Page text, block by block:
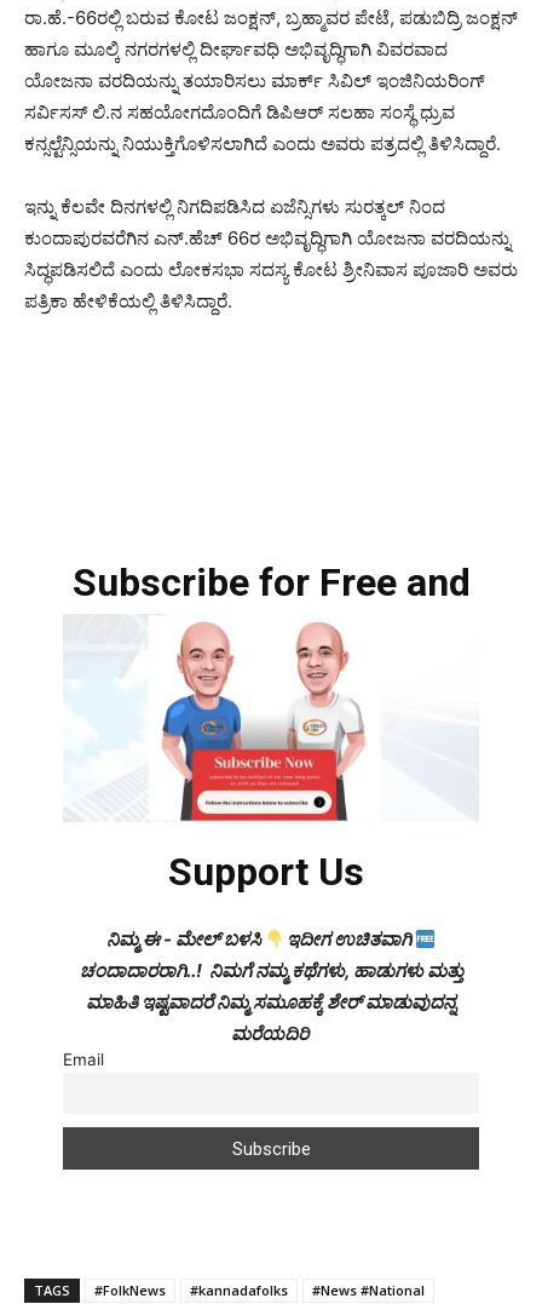
ರಾ.ಹೆ.-66ರಲ್ಲಿ ಬರುವ ಕೋಟ ಜಂಕ್ಷನ್, ಬ್ರಹ್ಮಾವರ ಪೇಟೆ, ಪಡುಬಿದ್ರಿ ಜಂಕ್ಷನ್
ಹಾಗೂ ಮೂಲ್ಕಿ ನಗರಗಳಲ್ಲಿ ದೀರ್ಘಾವಧಿ ಅಭಿವೃದ್ಧಿಗಾಗಿ ವಿವರವಾದ
ಯೋಜನಾ ವರದಿಯನ್ನು ತಯಾರಿಸಲು ಮಾರ್ಕ್ ಸಿವಿಲ್ ಇಂಜಿನಿಯರಿಂಗ್
ಸರ್ವಿಸಸ್ ಲಿ.ನ ಸಹಯೋಗದೊಂದಿಗೆ ಡಿಪಿಆರ್ ಸಲಹಾ ಸಂಸ್ಥೆ ಧ್ರುವ
ಕನ್ಸಲ್ಟೆನ್ಸಿಯನ್ನು ನಿಯುಕ್ತಿಗೊಳಿಸಲಾಗಿದೆ ಎಂದು ಅವರು ಪತ್ರದಲ್ಲಿ ತಿಳಿಸಿದ್ದಾರೆ.
ಇನ್ನು ಕೆಲವೇ ದಿನಗಳಲ್ಲಿ ನಿಗದಿಪಡಿಸಿದ ಏಜೆನ್ಸಿಗಳು ಸುರತ್ಕಲ್ ನಿಂದ
ಕುಂದಾಪುರವರೆಗಿನ ಎನ್.ಹೆಚ್ 66ರ ಅಭಿವೃದ್ಧಿಗಾಗಿ ಯೋಜನಾ ವರದಿಯನ್ನು
ಸಿದ್ಧಪಡಿಸಲಿದೆ ಎಂದು ಲೋಕಸಭಾ ಸದಸ್ಯ ಕೋಟ ಶ್ರೀನಿವಾಸ ಪೂಜಾರಿ ಅವರು
ಪತ್ರಿಕಾ ಹೇಳಿಕೆಯಲ್ಲಿ ತಿಳಿಸಿದ್ದಾರೆ.
Subscribe for Free and
Support Us
ನಿಮ್ಮ ಈ - ಮೇಲ್ ಬಳಸಿ
ಇದೀಗ ಉಚಿತವಾಗಿ
ಚಂದಾದಾರರಾಗಿ..! ನಿಮಗೆ ನಮ್ಮ ಕಥೆಗಳು, ಹಾಡುಗಳು ಮತ್ತು
ಮಾಹಿತಿ ಇಷ್ಟವಾದರೆ ನಿಮ್ಮ ಸಮೂಹಕ್ಕೆ ಶೇರ್ ಮಾಡುವುದನ್ನ
ಮರೆಯದಿರಿ
Email
TAGS #FolkNews #kannadafolks #News #National